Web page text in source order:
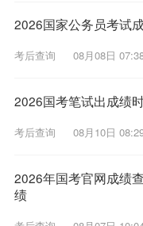
2026国家公务员考试
考后查询 08月08日
2026国考笔试出成绩
考后查询 08月10日
2026年国考官网成绩
绩